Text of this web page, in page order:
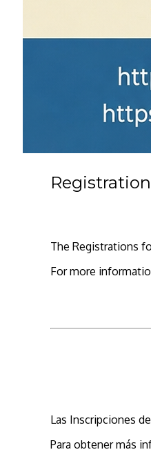
The Registrations
For more
Las Inscripciones
Para obtener más